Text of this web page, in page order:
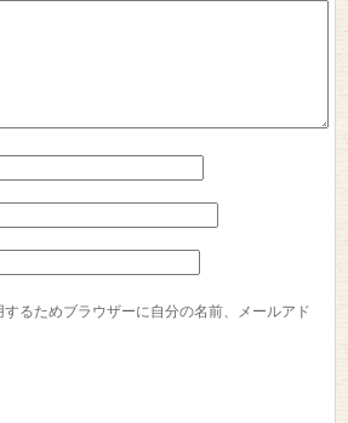
るためブラウザーに自分の名前、メールアド